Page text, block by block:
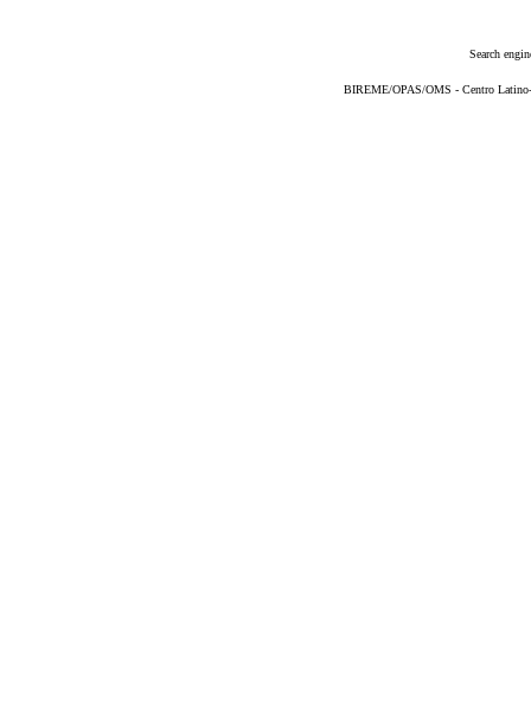
Search
BIREME/OPAS/OMS - Centro Latino-